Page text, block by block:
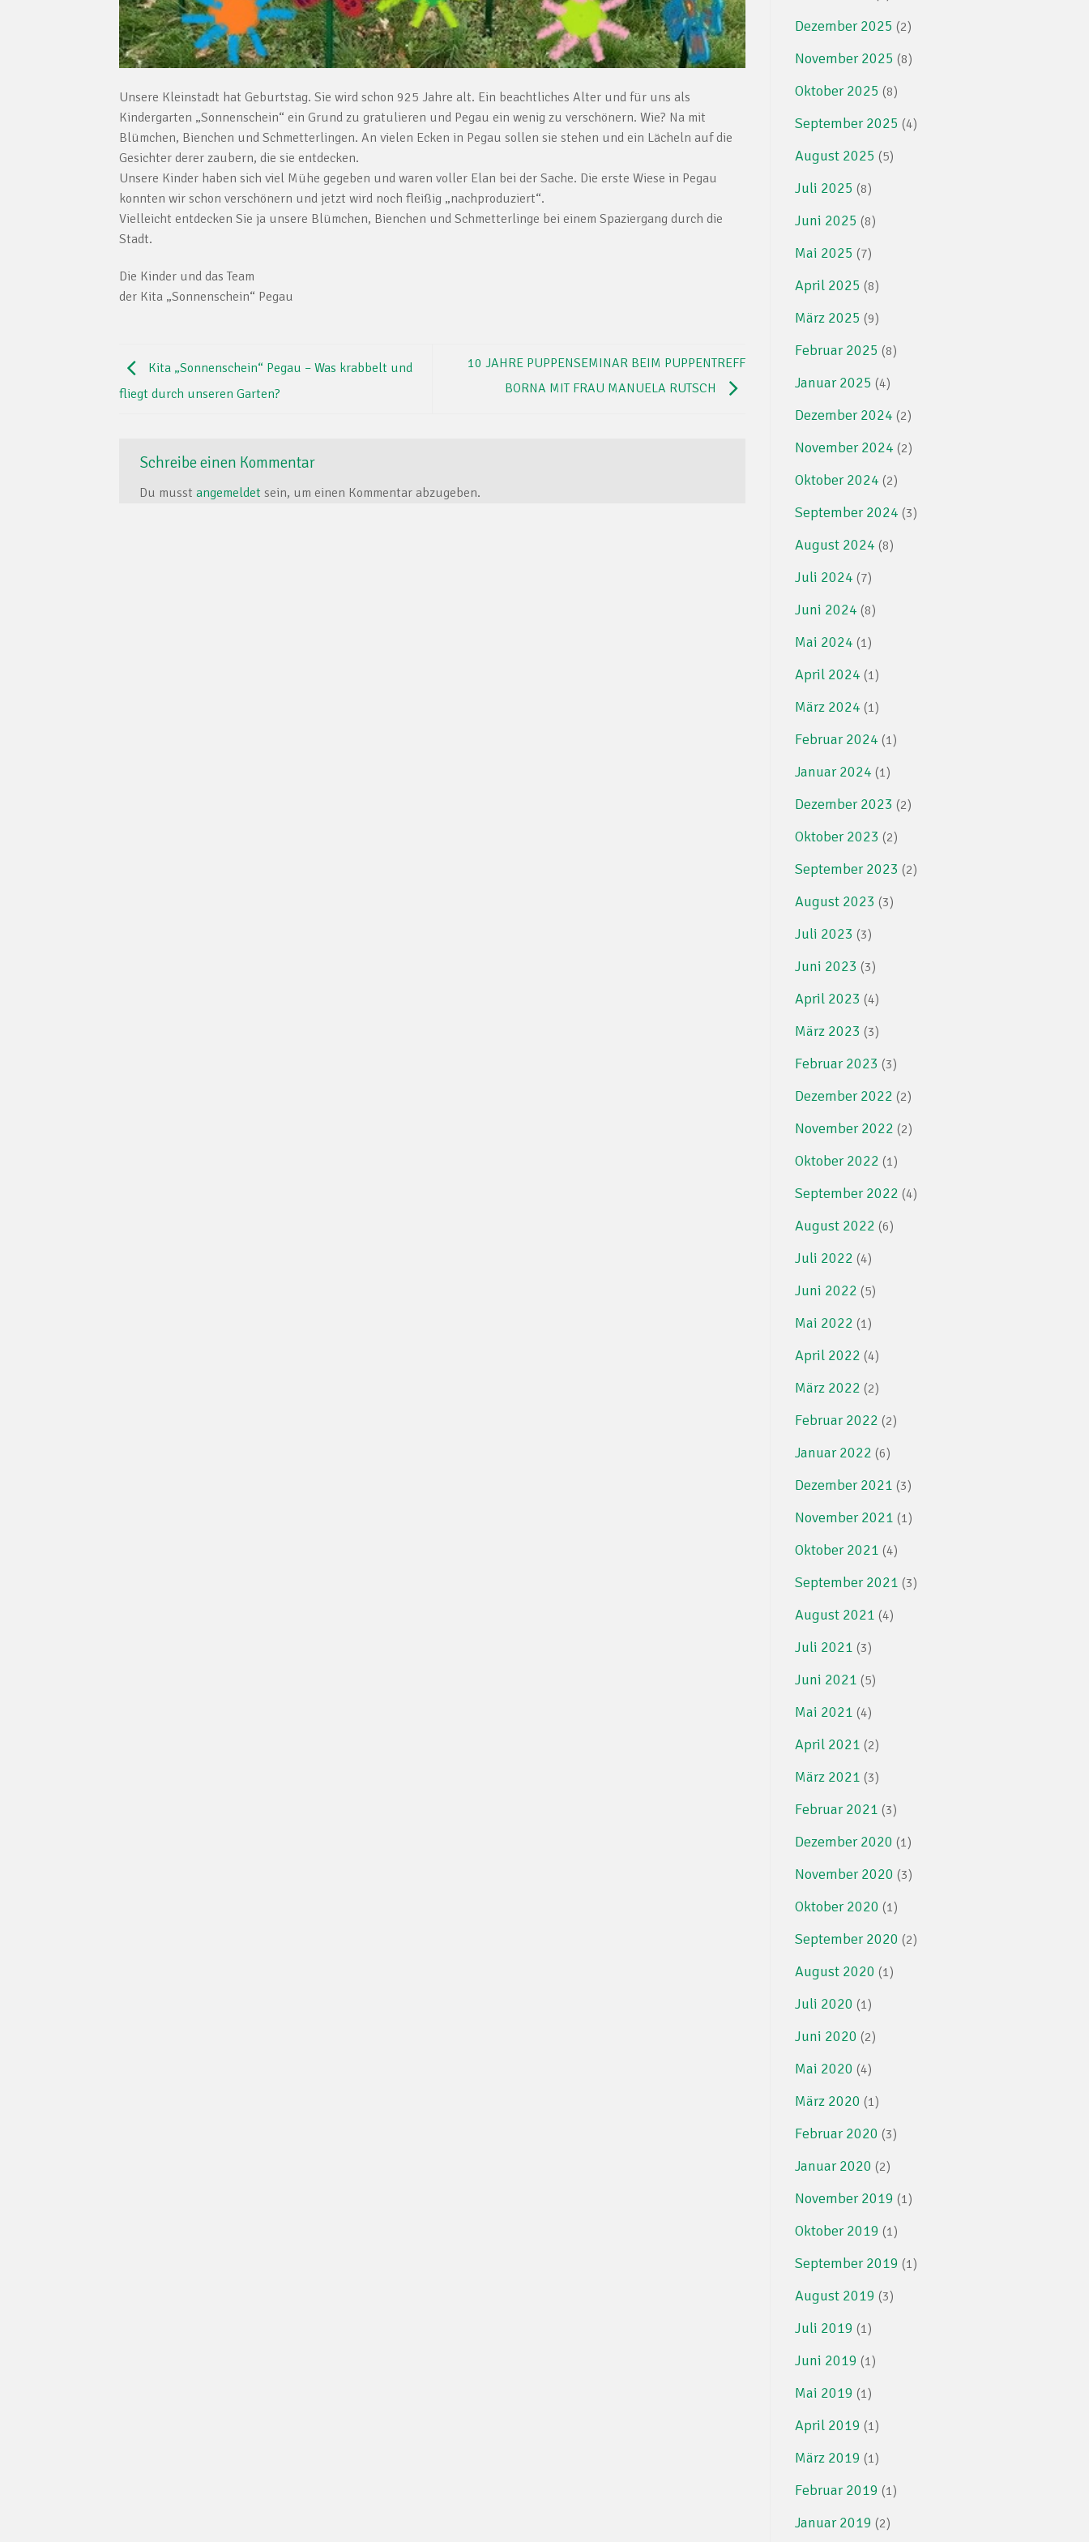
Unsere Kleinstadt hat Geburtstag. Sie wird schon 925 Jahre alt. Ein beachtliches Alter und für uns als
Kindergarten „Sonnenschein“ ein Grund zu gratulieren und Pegau ein wenig zu verschönern. Wie? Na mit
Blümchen, Bienchen und Schmetterlingen. An vielen Ecken in Pegau sollen sie stehen und ein Lächeln auf die
Gesichter derer zaubern, die sie entdecken.
Unsere Kinder haben sich viel Mühe gegeben und waren voller Elan bei der Sache. Die erste Wiese in Pegau
konnten wir schon verschönern und jetzt wird noch fleißig „nachproduziert“.
Vielleicht entdecken Sie ja unsere Blümchen, Bienchen und Schmetterlinge bei einem Spaziergang durch die
Stadt.
Die Kinder und das Team
der Kita „Sonnenschein“ Pegau
Kita „Sonnenschein“ Pegau – Was krabbelt und
fliegt durch unseren Garten?
10 JAHRE PUPPENSEMINAR BEIM PUPPENTREFF
BORNA MIT FRAU MANUELA RUTSCH
Schreibe einen Kommentar
Du musst angemeldet sein, um einen Kommentar abzugeben.
Dezember 2025 (2)
November 2025 (8)
Oktober 2025 (8)
September 2025 (4)
August 2025 (5)
Juli 2025 (8)
Juni 2025 (8)
Mai 2025 (7)
April 2025 (8)
März 2025 (9)
Februar 2025 (8)
Januar 2025 (4)
Dezember 2024 (2)
November 2024 (2)
Oktober 2024 (2)
September 2024 (3)
August 2024 (8)
Juli 2024 (7)
Juni 2024 (8)
Mai 2024 (1)
April 2024 (1)
März 2024 (1)
Februar 2024 (1)
Januar 2024 (1)
Dezember 2023 (2)
Oktober 2023 (2)
September 2023 (2)
August 2023 (3)
Juli 2023 (3)
Juni 2023 (3)
April 2023 (4)
März 2023 (3)
Februar 2023 (3)
Dezember 2022 (2)
November 2022 (2)
Oktober 2022 (1)
September 2022 (4)
August 2022 (6)
Juli 2022 (4)
Juni 2022 (5)
Mai 2022 (1)
April 2022 (4)
März 2022 (2)
Februar 2022 (2)
Januar 2022 (6)
Dezember 2021 (3)
November 2021 (1)
Oktober 2021 (4)
September 2021 (3)
August 2021 (4)
Juli 2021 (3)
Juni 2021 (5)
Mai 2021 (4)
April 2021 (2)
März 2021 (3)
Februar 2021 (3)
Dezember 2020 (1)
November 2020 (3)
Oktober 2020 (1)
September 2020 (2)
August 2020 (1)
Juli 2020 (1)
Juni 2020 (2)
Mai 2020 (4)
März 2020 (1)
Februar 2020 (3)
Januar 2020 (2)
November 2019 (1)
Oktober 2019 (1)
September 2019 (1)
August 2019 (3)
Juli 2019 (1)
Juni 2019 (1)
Mai 2019 (1)
April 2019 (1)
März 2019 (1)
Februar 2019 (1)
Januar 2019 (2)